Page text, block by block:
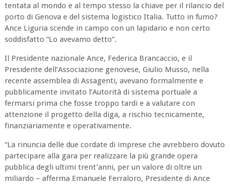
tentata al mondo e al tempo stesso la chiave per il rilancio del
porto di Genova e del sistema logistico Italia. Tutto in fumo?
Ance Liguria scende in campo con un lapidario e non certo
soddisfatto “Lo avevamo detto”.
Il Presidente nazionale Ance, Federica Brancaccio, e il
Presidente dell’Associazione genovese, Giulio Musso, nella
recente assemblea di Assagenti, avevano formalmente e
pubblicamente invitato l’Autorità di sistema portuale a
fermarsi prima che fosse troppo tardi e a valutare con
attenzione il progetto della diga, a rischio tecnicamente,
finanziariamente e operativamente.
“La rinuncia delle due cordate di imprese che avrebbero dovuto
partecipare alla gara per realizzare la più grande opera
pubblica degli ultimi trent’anni, per un valore di oltre un
miliardo – afferma Emanuele Ferraloro, Presidente di Ance